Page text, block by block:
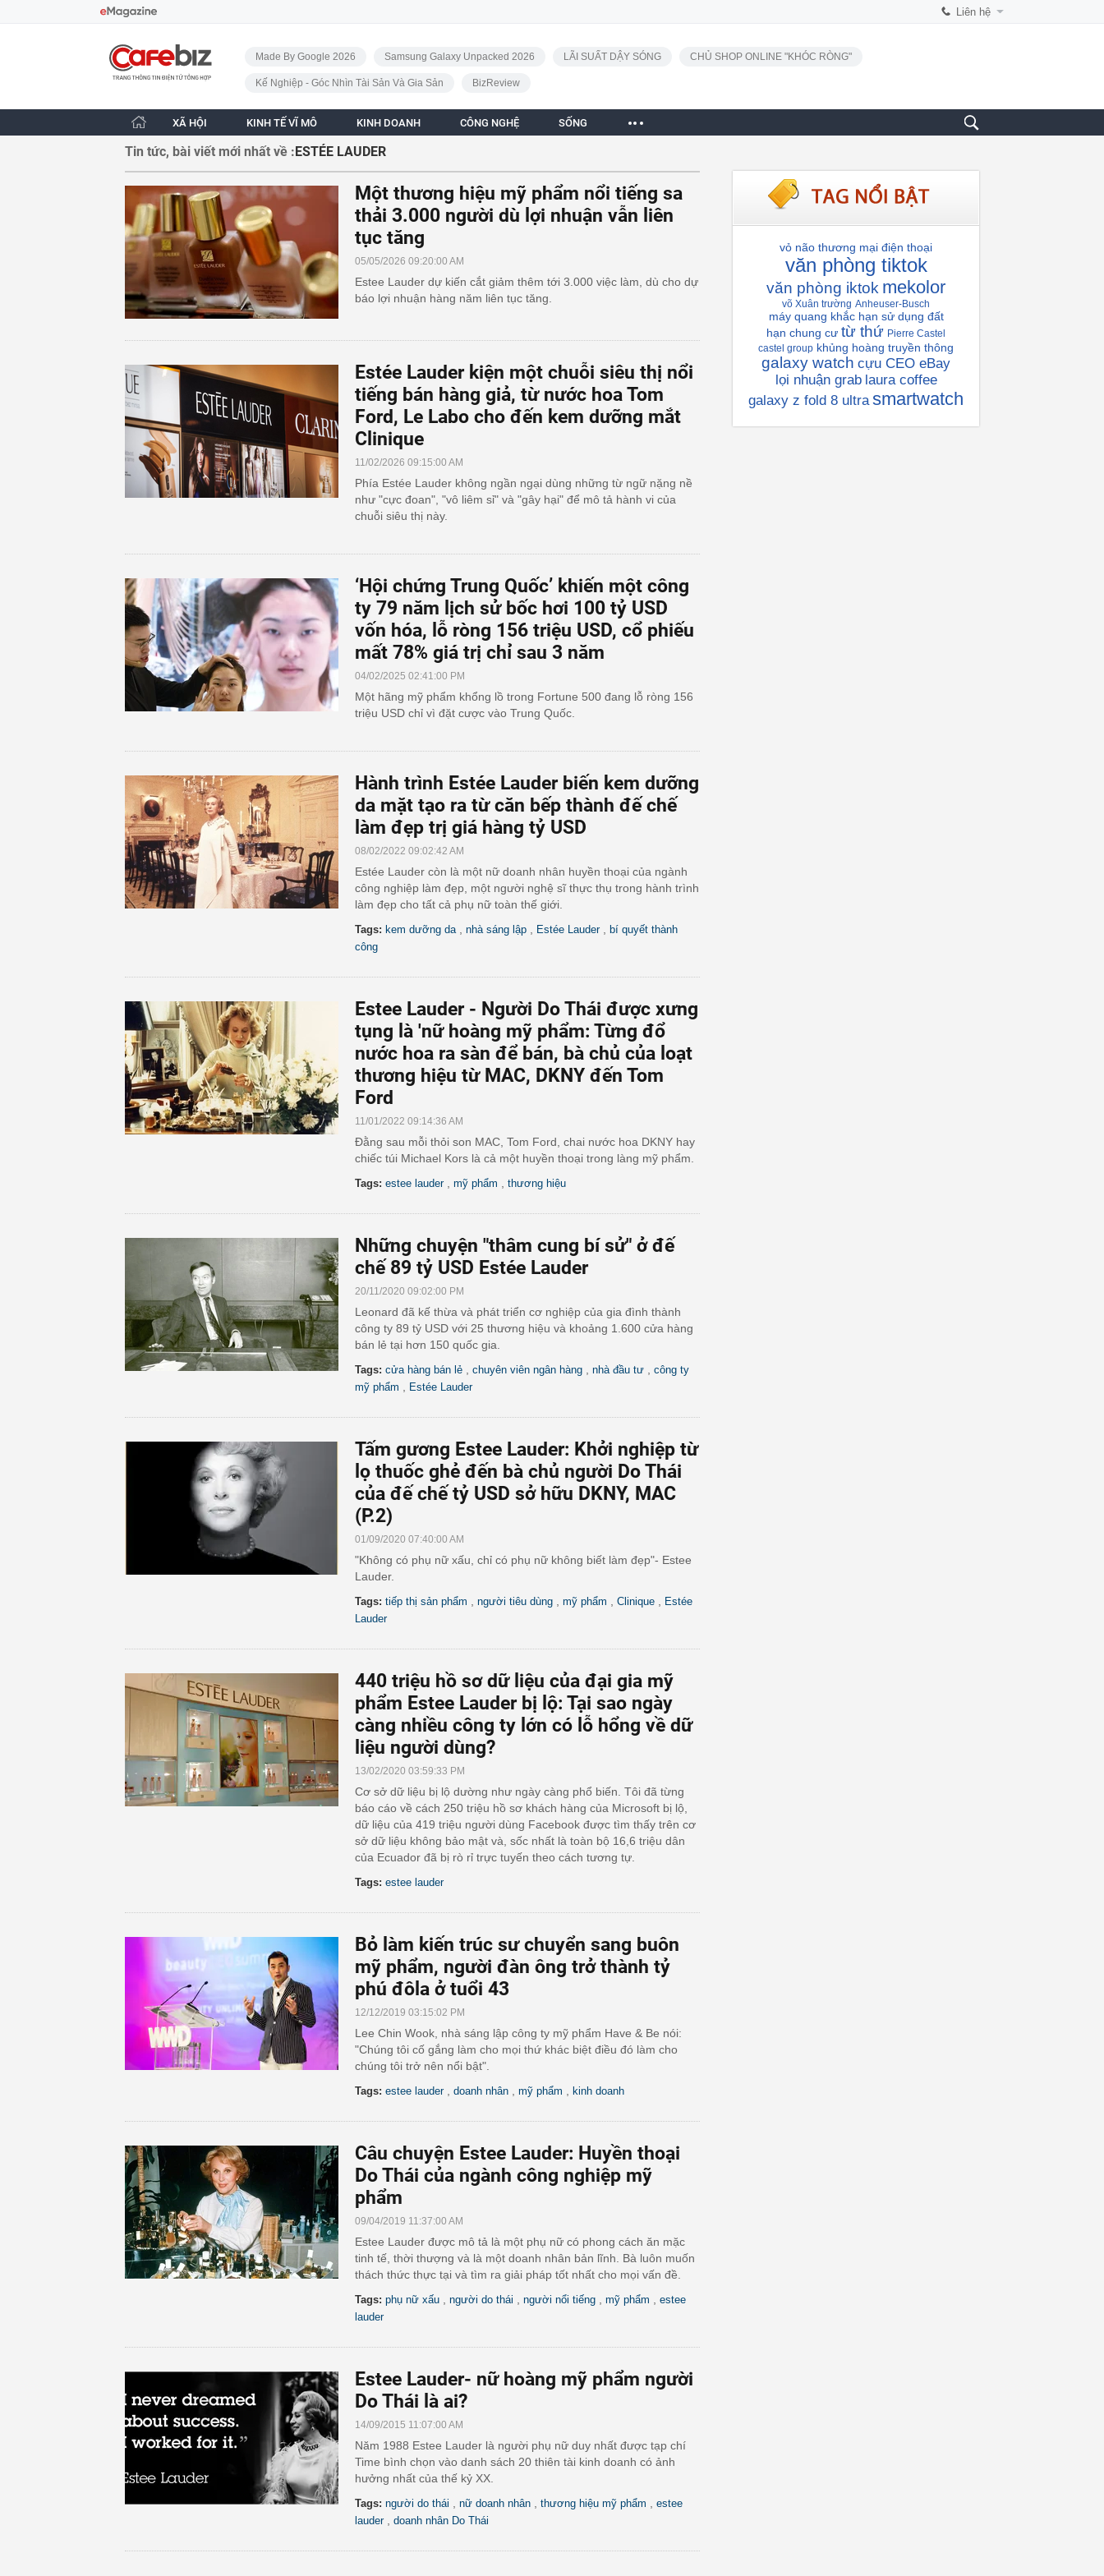
Liên hệ
CafeBiz - Trang chủ
Made By Google 2026
Samsung Galaxy Unpacked 2026 LÃI SUẤT DẬY SÓNG CHỦ SHOP ONLINE "KHÓC RÒNG"
Kế Nghiệp - Góc Nhìn Tài Sản Và Gia Sản BizReview
XÃ HỘI KINH TẾ VĨ MÔ KINH DOANH CÔNG NGHỆ SỐNG
Tin tức, bài viết mới nhất về :ESTÉE LAUDER
Một thương hiệu mỹ phẩm nổi tiếng sa
thải 3.000 người dù lợi nhuận vẫn liên
tục tăng
05/05/2026 09:20:00 AM
Estee Lauder dự kiến cắt giảm thêm tới 3.000 việc làm, dù cho dự
báo lợi nhuận hàng năm liên tục tăng.
Estée Lauder kiện một chuỗi siêu thị nổi
tiếng bán hàng giả, từ nước hoa Tom
Ford, Le Labo cho đến kem dưỡng mắt
Clinique
11/02/2026 09:15:00 AM
Phía Estée Lauder không ngần ngại dùng những từ ngữ nặng nề
như "cực đoan", "vô liêm sỉ" và "gây hại" để mô tả hành vi của
chuỗi siêu thị này.
‘Hội chứng Trung Quốc’ khiến một công
ty 79 năm lịch sử bốc hơi 100 tỷ USD
vốn hóa, lỗ ròng 156 triệu USD, cổ phiếu
mất 78% giá trị chỉ sau 3 năm
04/02/2025 02:41:00 PM
Một hãng mỹ phẩm khổng lồ trong Fortune 500 đang lỗ ròng 156
triệu USD chỉ vì đặt cược vào Trung Quốc.
Hành trình Estée Lauder biến kem dưỡng
da mặt tạo ra từ căn bếp thành đế chế
làm đẹp trị giá hàng tỷ USD
08/02/2022 09:02:42 AM
Estée Lauder còn là một nữ doanh nhân huyền thoại của ngành
công nghiệp làm đẹp, một người nghệ sĩ thực thụ trong hành trình
làm đẹp cho tất cả phụ nữ toàn thế giới.
Tags: kem dưỡng da nhà sáng lập Estée Lauder,
bí quyết thành
công
Estee Lauder - Người Do Thái được xưng
tụng là 'nữ hoàng mỹ phẩm: Từng đổ
nước hoa ra sàn để bán, bà chủ của loạt
thương hiệu từ MAC, DKNY đến Tom
Ford
11/01/2022 09:14:36 AM
Đằng sau mỗi thỏi son MAC, Tom Ford, chai nước hoa DKNY hay
chiếc túi Michael Kors là cả một huyền thoại trong làng mỹ phẩm.
Tags: estee lauder, mỹ phẩm thương hiệu
Những chuyện "thâm cung bí sử" ở đế
chế 89 tỷ USD Estée Lauder
20/11/2020 09:02:00 PM
Leonard đã kế thừa và phát triển cơ nghiệp của gia đình thành
công ty 89 tỷ USD với 25 thương hiệu và khoảng 1.600 cửa hàng
bán lẻ tại hơn 150 quốc gia.
Tags: cửa hàng bán lẻ chuyên viên ngân hàng nhà đầu tư
công ty
mỹ phẩm
Estée Lauder
Tấm gương Estee Lauder: Khởi nghiệp từ
lọ thuốc ghẻ đến bà chủ người Do Thái
của đế chế tỷ USD sở hữu DKNY, MAC
(P.2)
01/09/2020 07:40:00 AM
"Không có phụ nữ xấu, chỉ có phụ nữ không biết làm đẹp"- Estee
Lauder.
Tags: tiếp thị sản phẩm người tiêu dùng mỹ phẩm Clinique
Estée
Lauder
440 triệu hồ sơ dữ liệu của đại gia mỹ
phẩm Estee Lauder bị lộ: Tại sao ngày
càng nhiều công ty lớn có lỗ hổng về dữ
liệu người dùng?
13/02/2020 03:59:33 PM
Cơ sở dữ liệu bị lộ dường như ngày càng phổ biến. Tôi đã từng
báo cáo về cách 250 triệu hồ sơ khách hàng của Microsoft bị lộ,
dữ liệu của 419 triệu người dùng Facebook được tìm thấy trên cơ
sở dữ liệu không bảo mật và, sốc nhất là toàn bộ 16,6 triệu dân
của Ecuador đã bị rò rỉ trực tuyến theo cách tương tự.
Tags: estee lauder
Bỏ làm kiến trúc sư chuyển sang buôn
mỹ phẩm, người đàn ông trở thành tỷ
phú đôla ở tuổi 43
12/12/2019 03:15:02 PM
Lee Chin Wook, nhà sáng lập công ty mỹ phẩm Have & Be nói:
"Chúng tôi cố gắng làm cho mọi thứ khác biệt điều đó làm cho
chúng tôi trở nên nổi bật".
Tags: estee lauder, doanh nhân mỹ phẩm kinh doanh
Câu chuyện Estee Lauder: Huyền thoại
Do Thái của ngành công nghiệp mỹ
phẩm
09/04/2019 11:37:00 AM
Estee Lauder được mô tả là một phụ nữ có phong cách ăn mặc
tinh tế, thời thượng và là một doanh nhân bản lĩnh. Bà luôn muốn
thách thức thực tại và tìm ra giải pháp tốt nhất cho mọi vấn đề.
Tags: phụ nữ xấu người do thái người nổi tiếng mỹ phẩm
estee
lauder
Estee Lauder- nữ hoàng mỹ phẩm người
Do Thái là ai?
14/09/2015 11:07:00 AM
Năm 1988 Estee Lauder là người phụ nữ duy nhất được tạp chí
Time bình chọn vào danh sách 20 thiên tài kinh doanh có ảnh
hưởng nhất của thế kỷ XX.
Tags: người do thái nữ doanh nhân thương hiệu mỹ phẩm
estee
lauder, doanh nhân Do Thái
vỏ não thương mại điện thoại
văn phòng tiktok
văn phòng iktok mekolor
võ Xuân trường Anheuser-Busch
máy quang khắc hạn sử dụng đất
hạn chung cư từ thứ Pierre Castel
castel group khủng hoàng truyền thông
galaxy watch cựu CEO eBay
lọi nhuận grab laura coffee
galaxy z fold 8 ultra smartwatch